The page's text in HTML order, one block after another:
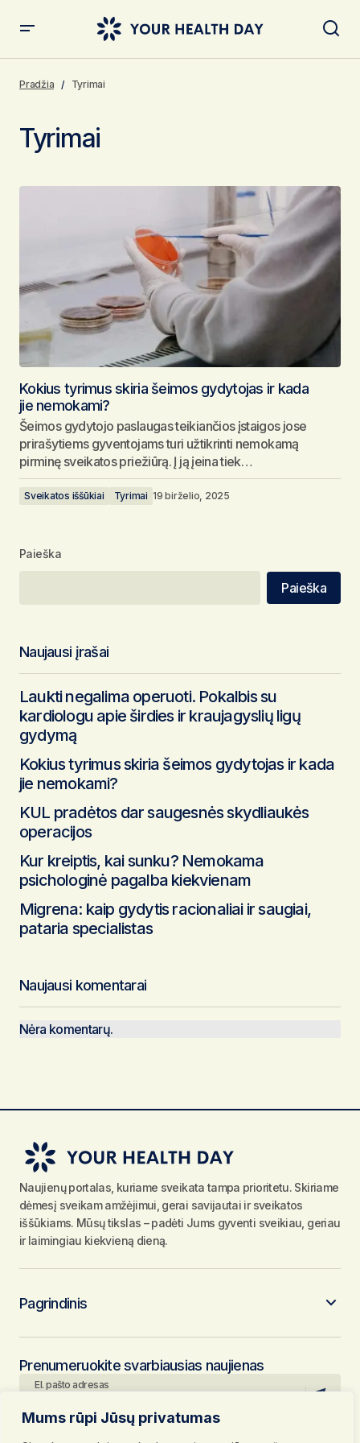
Mums rūpi Jūsų privatumas
Pradžia Tyrimai
Tyrimai
Kokius tyrimus skiria šeimos gydytojas ir kada
jie nemokami?
Šeimos gydytojo paslaugas teikiančios įstaigos jose
prirašytiems gyventojams turi užtikrinti nemokamą
pirminę sveikatos priežiūrą. Į ją įeina tiek…
Sveikatos iššūkiai Tyrimai 19 birželio, 2025
Paieška
Paieška
Naujausi įrašai
Laukti negalima operuoti. Pokalbis su
kardiologu apie širdies ir kraujagyslių ligų
gydymą
Kokius tyrimus skiria šeimos gydytojas ir kada
jie nemokami?
KUL pradėtos dar saugesnės skydliaukės
operacijos
Kur kreiptis, kai sunku? Nemokama
psichologinė pagalba kiekvienam
Migrena: kaip gydytis racionaliai ir saugiai,
pataria specialistas
Naujausi komentarai
Nėra komentarų.
Naujienų portalas, kuriame sveikata tampa prioritetu. Skiriame
dėmesį sveikam amžėjimui, gerai savijautai ir sveikatos
iššūkiams. Mūsų tikslas – padėti Jums gyventi sveikiau, geriau
ir laimingiau kiekvieną dieną.
Pagrindinis
Prenumeruokite svarbiausias naujienas
El. pašto adresas
Paspausdami mygtuką „Prenumeruoti“, jūs patvirtinate, kad